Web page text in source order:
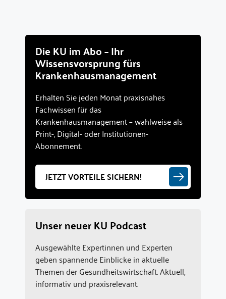
Die KU im Abo – Ihr
Wissensvorsprung fürs
Krankenhausmanagement
Erhalten Sie jeden Monat praxisnahes
Fachwissen für das
Krankenhausmanagement – wahlweise als
Print-, Digital- oder Institutionen-
Abonnement.
JETZT VORTEILE SICHERN!
Unser neuer KU Podcast
Ausgewählte Expertinnen und Experten
geben spannende Einblicke in aktuelle
Themen der Gesundheitswirtschaft. Aktuell,
informativ und praxisrelevant.